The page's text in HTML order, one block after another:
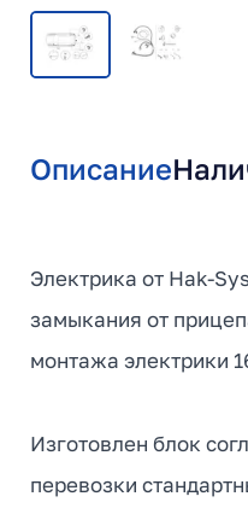
Описание
Электрика от Hak-
замыкания от
монтажа электрики
Изготовлен блок
перевозки